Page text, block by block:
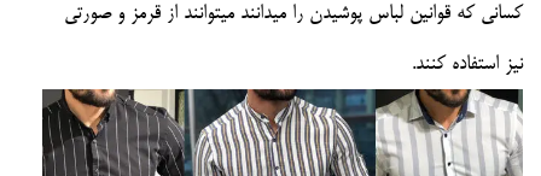
کسانی که قوانین لباس پوشیدن را میدانند میتوانند از قرمز و صورتی
نیز استفاده کنند.